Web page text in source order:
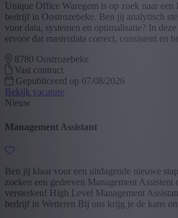
Unique Office Waregem is op zoek naar een
bedrijf in Oostrozebeke. Ben jij analytisch
voor data, systemen en optimalisatie? In
ervoor dat masterdata correct, consistent en
8780 Oostrozebeke
Vast contract
Gepubliceerd op 07/08/2026
Bekijk vacature
Nieuw
Management Assistant
Ben jij klaar voor een uitdagende nieuwe
zoeken een gedreven Management Assistent
versterken! High Level Management
bedrijf in Wetteren Bij ons krijg je de kans